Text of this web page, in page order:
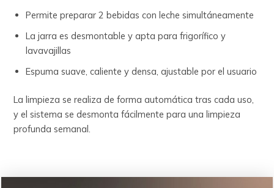
Permite preparar 2 bebidas con leche simultáneamente
La jarra es desmontable y apta para frigorífico y
lavavajillas
Espuma suave, caliente y densa, ajustable por el usuario
La limpieza se realiza de forma automática tras cada uso,
y el sistema se desmonta fácilmente para una limpieza
profunda semanal.